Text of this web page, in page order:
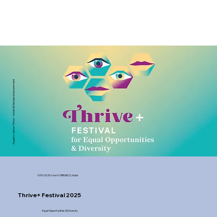
Organizzatore: Thrive - Verein für female empowerment
11/10/2025 // ore 9 // BRUNICO, Nobis
Thrive+ Festival 2025
Equal Opportunities & Diversity